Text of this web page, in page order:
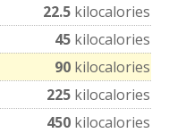
22.5 kilocalories
45 kilocalories
90 kilocalories
225 kilocalories
450 kilocalories